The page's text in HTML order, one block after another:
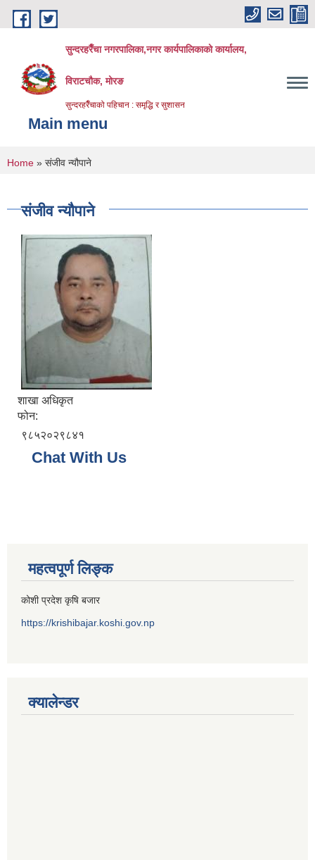
Skip to main content
सुन्दरहरैँचा नगरपालिका,नगर कार्यपालिकाको कार्यालय,
विराटचौक, मोरङ
सुन्दरहरैँचाको पहिचान : समृद्धि र सुशासन
Main menu
You are here
Home » संजीव न्यौपाने
संजीव न्यौपाने
शाखा अधिकृत
फोन:
९८५२०२९८४१
Chat With Us
महत्वपूर्ण लिङ्क
कोशी प्रदेश कृषि बजार
https://krishibajar.koshi.gov.np
क्यालेन्डर